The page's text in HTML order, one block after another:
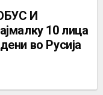
И
10 лица
во Русија